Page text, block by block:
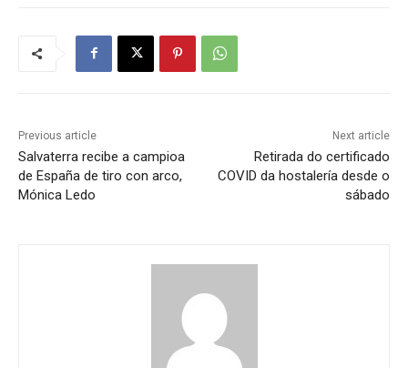
Previous article
Salvaterra recibe a campioa
de España de tiro con arco,
Mónica Ledo
Next article
Retirada do certificado
COVID da hostalería desde o
sábado